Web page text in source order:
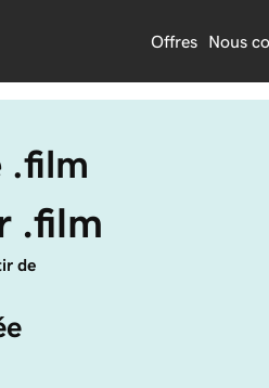
Offres Nous
.film
.film
de